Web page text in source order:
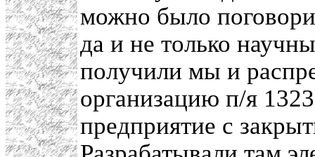
можно было
да и не только
получили мы и
организацию п/я
предприятие с